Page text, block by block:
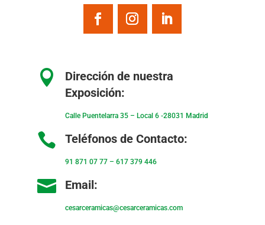

Dirección de nuestra
Exposición:
Calle Puentelarra 35 – Local 6 -28031 Madrid
 Teléfonos de Contacto:
91 871 07 77– 617 379 446
 Email:
cesarceramicas@cesarceramicas.com